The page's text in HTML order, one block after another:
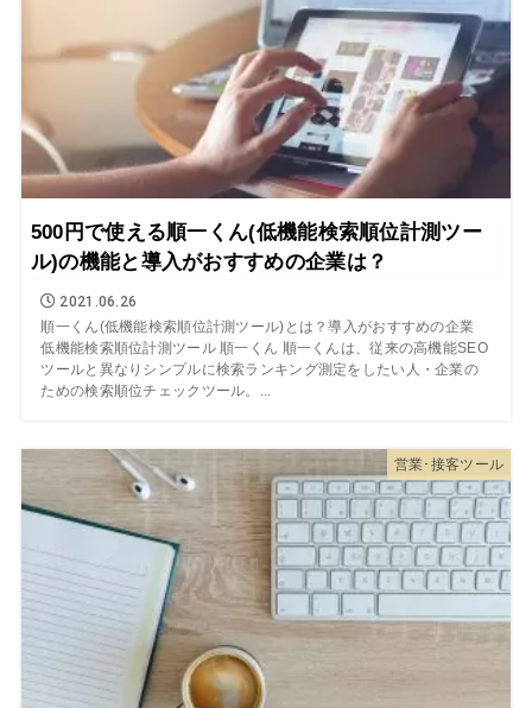
500円で使える順一くん(低機能検索順位計測ツー
ル)の機能と導入がおすすめの企業は？
2021.06.26
順一くん(低機能検索順位計測ツール)とは？導入がおすすめの企業
低機能検索順位計測ツール 順一くん 順一くんは、従来の高機能SEO
ツールと異なりシンプルに検索ランキング測定をしたい人・企業の
ための検索順位チェックツール。...
営業･接客ツール